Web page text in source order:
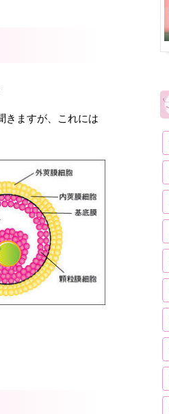
きますが、これには